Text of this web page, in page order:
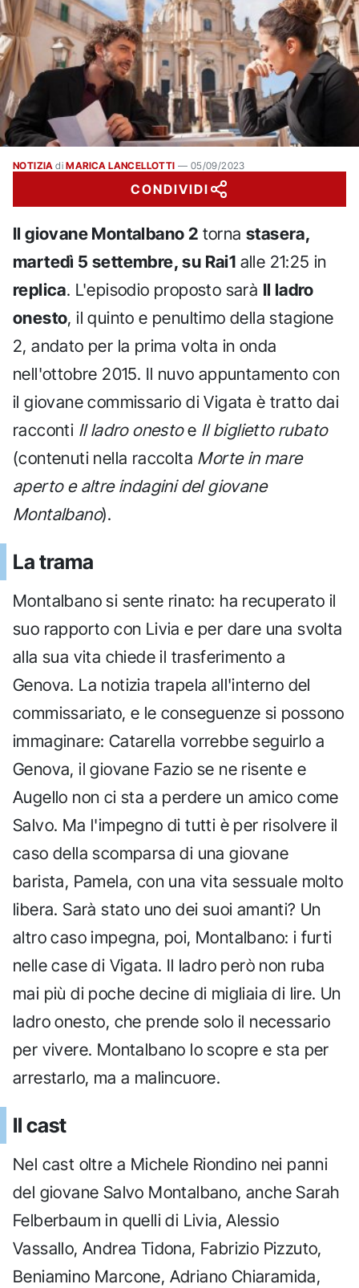
NOTIZIA di MARICA LANCELLOTTI — 05/09/2023
CONDIVIDI
Il giovane Montalbano 2 tornastasera,
martedì 5 settembre, su Rai1 alle 21:25 in
replica. L'episodio proposto sarà Il ladro
onesto, il quinto e penultimo della stagione
2, andato per la prima volta in onda
nell'ottobre 2015. Il nuvo appuntamento con
il giovane commissario di Vigata è tratto dai
racconti Il ladro onestoe Il biglietto rubato
(contenuti nella raccolta Morte in mare
aperto e altre indagini del giovane
Montalbano).
La trama
Montalbano si sente rinato: ha recuperato il
suo rapporto con Livia e per dare una svolta
alla sua vita chiede il trasferimento a
Genova. La notizia trapela all'interno del
commissariato, e le conseguenze si possono
immaginare: Catarella vorrebbe seguirlo a
Genova, il giovane Fazio se ne risente e
Augello non ci sta a perdere un amico come
Salvo. Ma l'impegno di tutti è per risolvere il
caso della scomparsa di una giovane
barista, Pamela, con una vita sessuale molto
libera. Sarà stato uno dei suoi amanti? Un
altro caso impegna, poi, Montalbano: i furti
nelle case di Vigata. Il ladro però non ruba
mai più di poche decine di migliaia di lire. Un
ladro onesto, che prende solo il necessario
per vivere. Montalbano lo scopre e sta per
arrestarlo, ma a malincuore.
Il cast
Nel cast oltre a Michele Riondino nei panni
del giovane Salvo Montalbano, anche Sarah
Felberbaum in quelli di Livia, Alessio
Vassallo, Andrea Tidona, Fabrizio Pizzuto,
Beniamino Marcone, Adriano Chiaramida,